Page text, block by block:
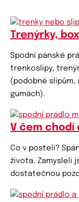
Trenýrky,
Spodní pánské
trenkoslipy,
(podobné slipům,
gumách).
V čem chodí
Co v posteli?
života. Zamysleli
dostatečnou